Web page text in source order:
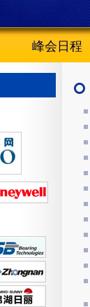
峰会日程